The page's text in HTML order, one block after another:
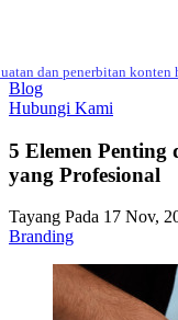
dan penerbitan konten
Blog
Hubungi Kami
5 Elemen Penting
yang Profesional
Tayang Pada 17 Nov,
Branding